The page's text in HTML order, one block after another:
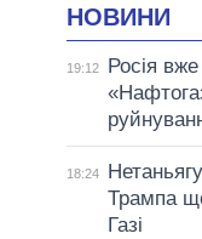
НОВИНИ
19:12
Росія
18:24
Трампа
Газі